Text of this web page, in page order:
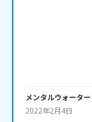
メンタルウォーター
2022年2月4日